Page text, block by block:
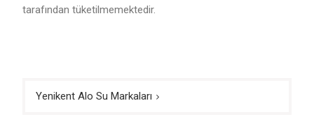
tarafından tüketilmemektedir.
Yenikent Alo Su Markaları